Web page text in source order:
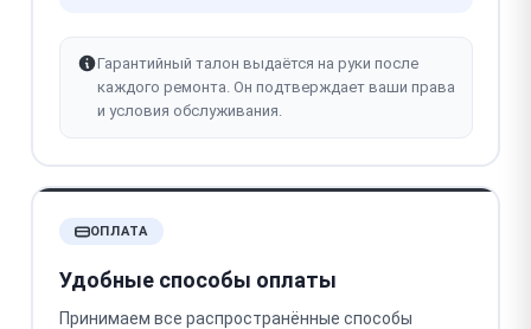
Гарантийный талон выдаётся на руки после
каждого ремонта. Он подтверждает ваши права
и условия обслуживания.
ОПЛАТА
Удобные способы оплаты
Принимаем все распространённые способы